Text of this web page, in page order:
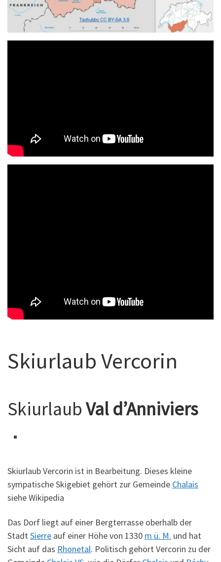
Skiurlaub Vercorin
SkiurlaubVal d’Anniviers
Skiurlaub Vercorin ist in Bearbeitung. Dieses kleine
sympatische Skigebiet gehört zur Gemeinde Chalais
siehe Wikipedia
Das Dorf liegt auf einer Bergterrasse oberhalb der
Stadt Sierre auf einer Höhe von 1330 m ü. M. und hat
Sicht auf das Rhonetal. Politisch gehört Vercorin zu der